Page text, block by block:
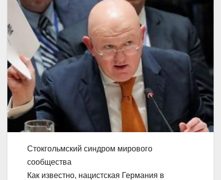
Стокгольмский синдром мирового
сообщества
Как известно, нацистская Германия в